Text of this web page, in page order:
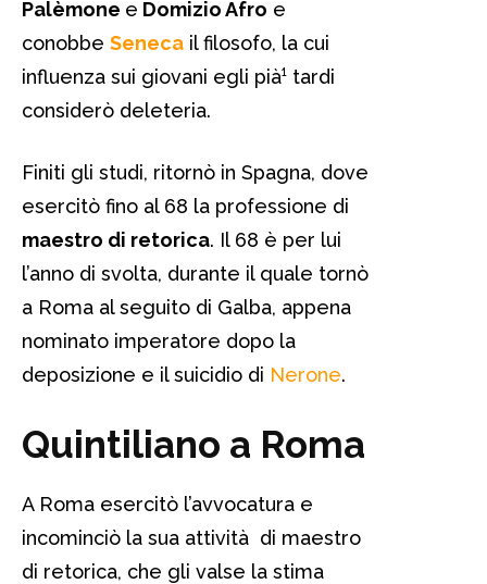
Palèmone e Domizio Afro e
conobbe Seneca il filosofo, la cui
influenza sui giovani egli pià¹ tardi
considerò deleteria.
Finiti gli studi, ritornò in Spagna, dove
esercitò fino al 68 la professione di
maestro di retorica. Il 68 è per lui
l’anno di svolta, durante il quale tornò
a Roma al seguito di Galba, appena
nominato imperatore dopo la
deposizione e il suicidio di Nerone.
Quintiliano a Roma
A Roma esercitò l’avvocatura e
incominciò la sua attività di maestro
di retorica, che gli valse la stima